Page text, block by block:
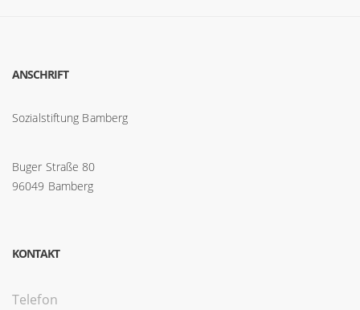
ANSCHRIFT
Sozialstiftung Bamberg
Buger Straße 80
96049 Bamberg
KONTAKT
Telefon